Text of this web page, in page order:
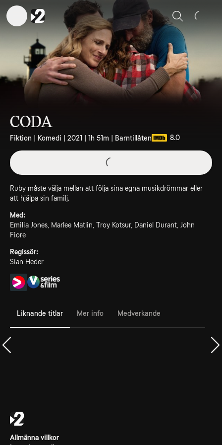
Sök
CODA
Fiktion | Komedi | 2021 | 1h 51m | Barntillåten 8.0
Ruby måste välja mellan att följa sina egna musikdrömmar eller
att hjälpa sin familj.
Med:
Emilia Jones, Marlee Matlin, Troy Kotsur, Daniel Durant, John
Fiore
Regissör:
Sian Heder
Liknande titlar Mer info Medverkande
Allmänna villkor